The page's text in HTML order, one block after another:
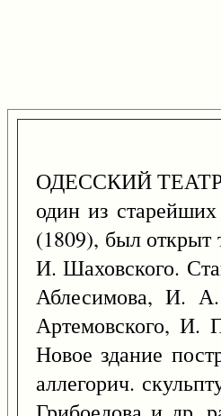
ОДЕССКИЙ ТЕАТР
один из
(1809), был открыт
И. Шаховского.
Аблесимова, И.
Артемовского, И.
Новое здание
аллегорич.